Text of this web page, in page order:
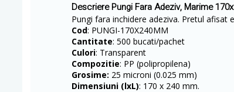
Descriere Pungi Fara Adeziv, Marime
Pungi fara inchidere adeziva. Pretul afisat
Cod: PUNGI-170X240MM
Cantitate: 500 bucati/pachet
Culori: Transparent
Compozitie: PP (polipropilena)
Grosime: 25 microni (0.025 mm)
Dimensiuni (lxL): 170 x 240 mm.